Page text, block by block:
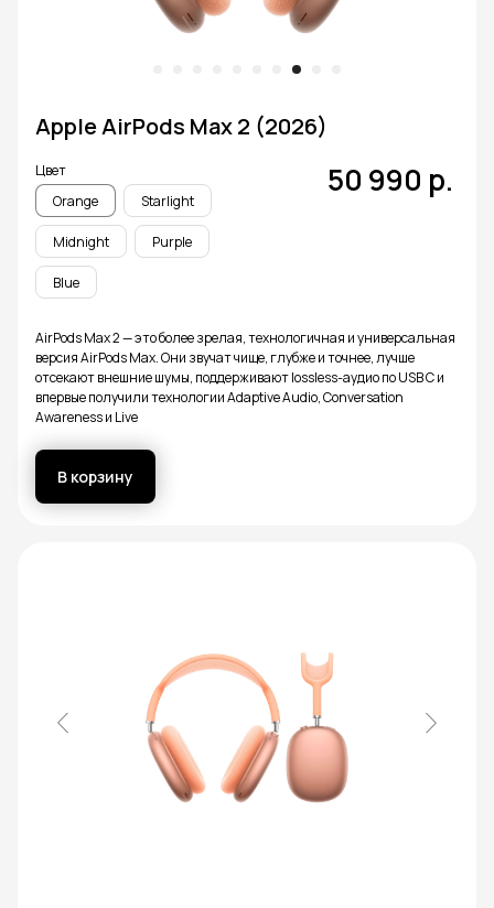
Apple AirPods Max 2 (2026)
50 990 р.
Цвет
Orange
Starlight
Midnight Purple
Blue
AirPods Max 2 — это более зрелая, технологичная и универсальная
версия AirPods Max. Они звучат чище, глубже и точнее, лучше
отсекают внешние шумы, поддерживают lossless-аудио по USB C и
впервые получили технологии Adaptive Audio, Conversation
Awareness и Live
В корзину